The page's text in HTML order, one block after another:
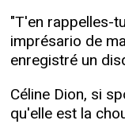
"T'en rappelles-
imprésario de
enregistré un
Céline Dion, si
qu'elle est la